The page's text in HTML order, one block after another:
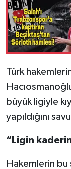
Türk
büyük ligiyle
yapıldığını
“Ligin
Hakemlerin bu